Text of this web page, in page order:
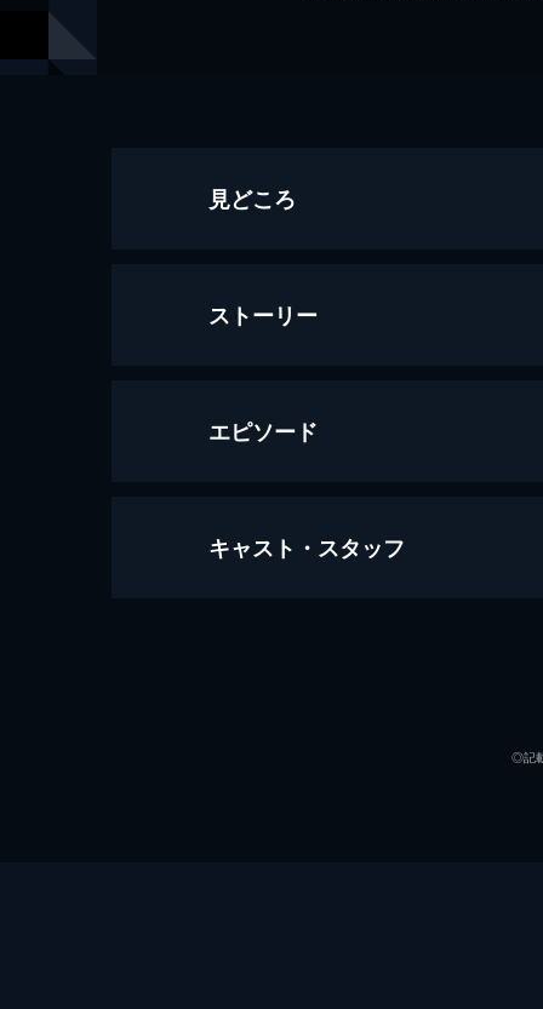
見どころ
ストーリー
エピソード
ひき逃げ
キャスト・スタッフ
◎記